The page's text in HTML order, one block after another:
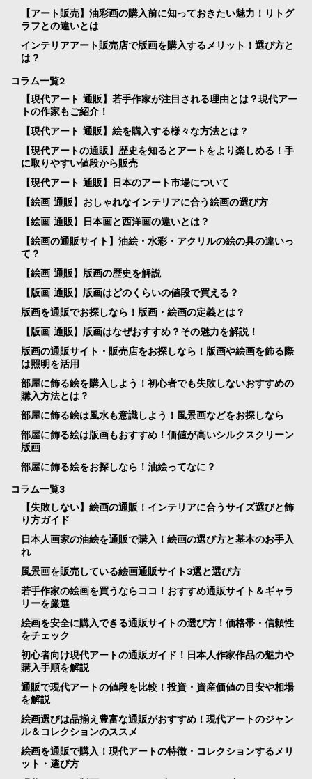
【アート販売】油彩画の購入前に知っておきたい魅力！リトグ
ラフとの違いとは
インテリアアート販売店で版画を購入するメリット！選び方と
は？
コラム一覧2
【現代アート 通販】若手作家が注目される理由とは？現代アー
トの作家もご紹介！
【現代アート 通販】絵を購入する様々な方法とは？
【現代アートの通販】歴史を知るとアートをより楽しめる！手
に取りやすい値段から販売
【現代アート 通販】日本のアート市場について
【絵画 通販】おしゃれなインテリアに合う絵画の選び方
【絵画 通販】日本画と西洋画の違いとは？
【絵画の通販サイト】油絵・水彩・アクリルの絵の具の違いっ
て？
【絵画 通販】版画の歴史を解説
【版画 通販】版画はどのくらいの値段で買える？
版画を通販でお探しなら！版画・絵画の定義とは？
【版画 通販】版画はなぜおすすめ？その魅力を解説！
版画の通販サイト・販売店をお探しなら！版画や絵画を飾る際
は照明を活用
部屋に飾る絵を購入しよう！初心者でも失敗しないおすすめの
購入方法とは？
部屋に飾る絵は風水も意識しよう！風景画などをお探しなら
部屋に飾る絵は版画もおすすめ！価値が高いシルクスクリーン
版画
部屋に飾る絵をお探しなら！油絵ってなに？
コラム一覧3
【失敗しない】絵画の通販！インテリアに合うサイズ選びと飾
り方ガイド
日本人画家の油絵を通販で購入！絵画の選び方と基本のお手入
れ
風景画を販売している絵画通販サイト3選と選び方
若手作家の絵画を買うならココ！おすすめ通販サイト＆ギャラ
リーを厳選
絵画を安全に購入できる通販サイトの選び方！価格帯・信頼性
をチェック
初心者向け現代アートの通販ガイド！日本人作家作品の魅力や
購入手順を解説
通販で現代アートの値段を比較！投資・資産価値の目安や相場
を解説
絵画選びは品揃え豊富な通販がおすすめ！現代アートのジャン
ル＆コレクションのススメ
絵画を通販で購入！現代アートの特徴・コレクションするメリ
ット・選び方